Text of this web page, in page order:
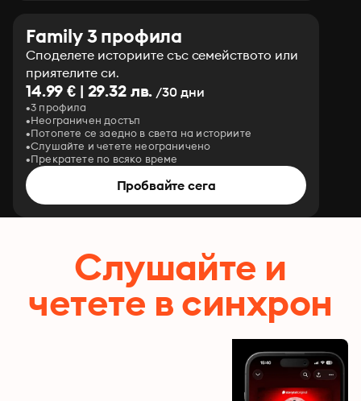
Family 3 профила
Споделете историите със семейството или
приятелите си.
14.99 € | 29.32 лв. /30 дни
3 профила
Неограничен достъп
Потопете се заедно в света на историите
Слушайте и четете неограничено
Прекратете по всяко време
Пробвайте сега
Слушайте и
четете в синхрон